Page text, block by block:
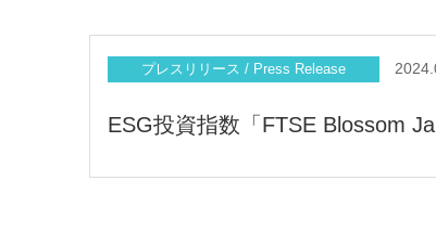
プレスリリース / Press Release
ESG投資指数「FTSE Blossom